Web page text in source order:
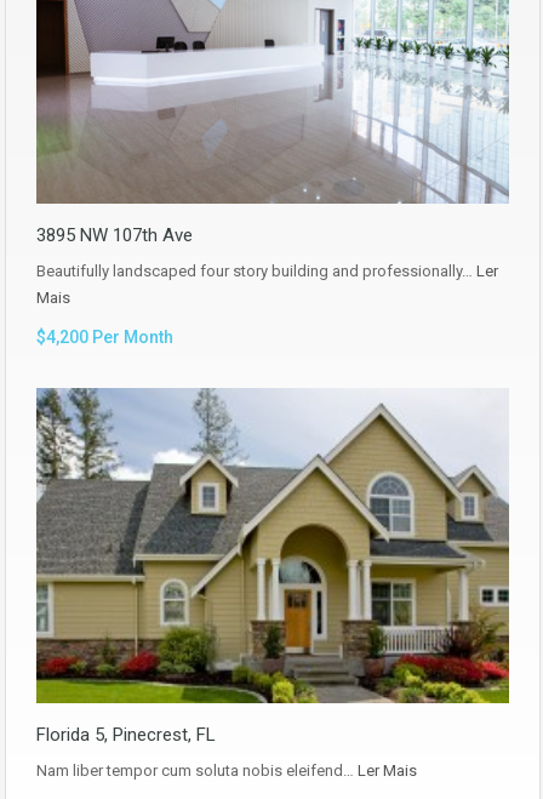
3895 NW 107th Ave
Beautifully landscaped four story building and professionally… Ler
Mais
$4,200 Per Month
Florida 5, Pinecrest, FL
Nam liber tempor cum soluta nobis eleifend… Ler Mais